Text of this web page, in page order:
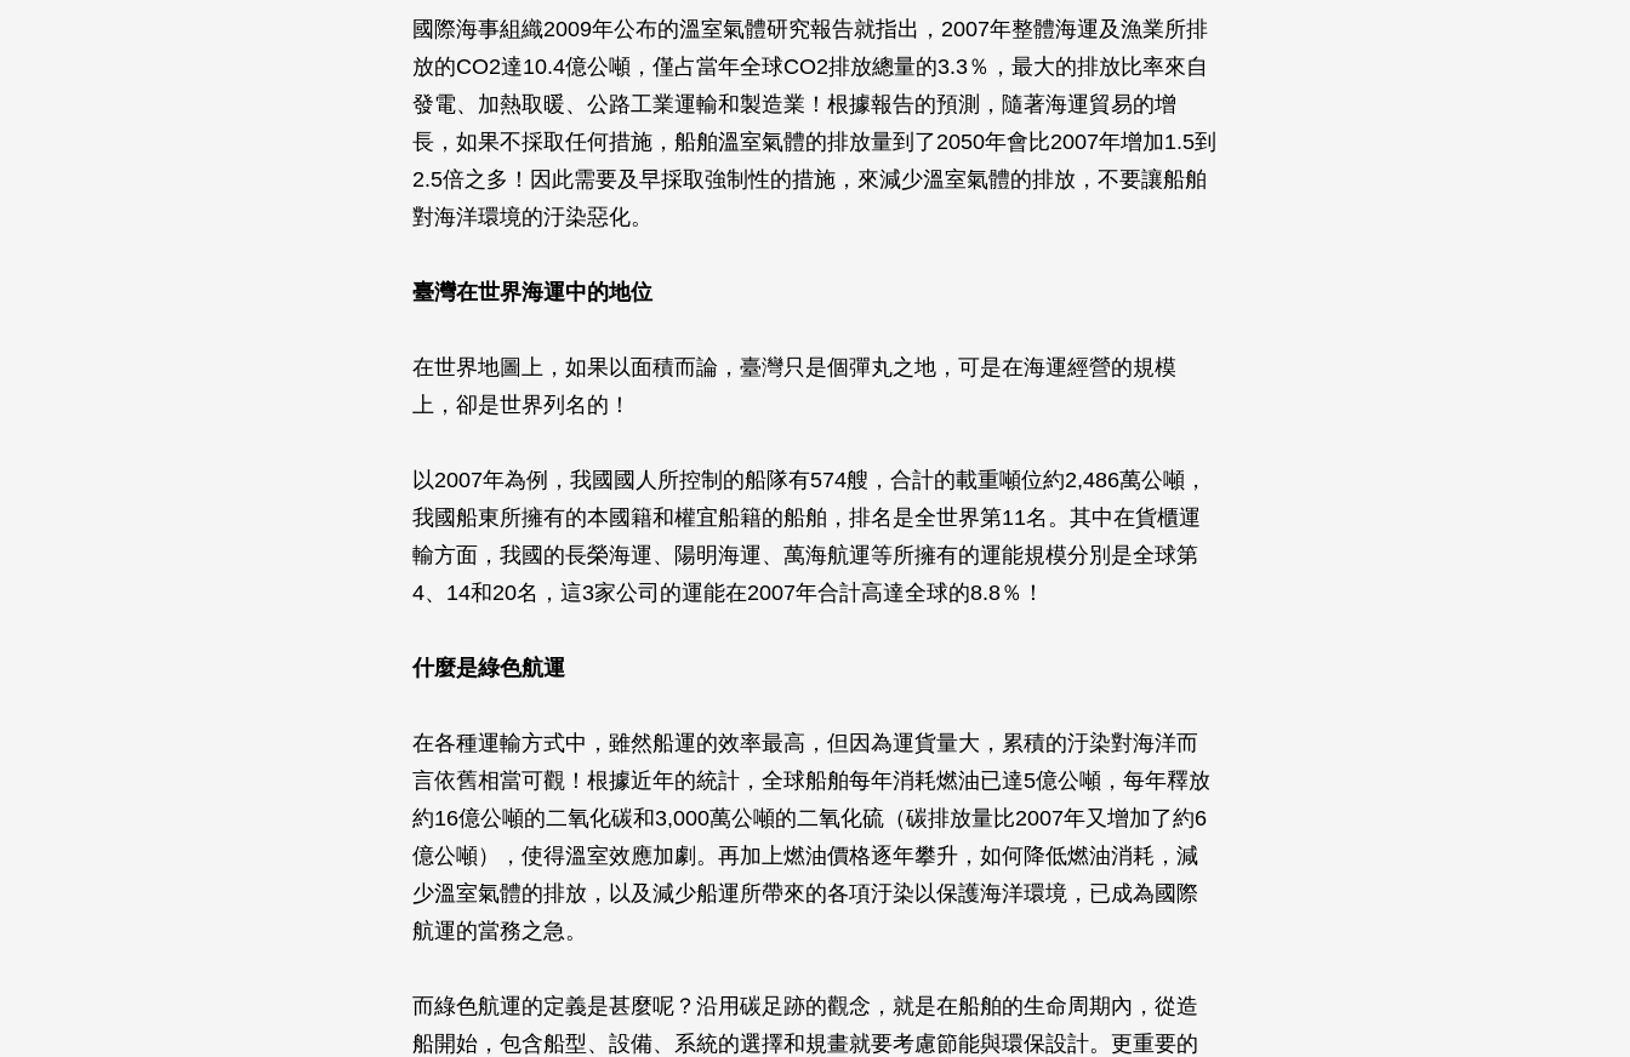
國際海事組織2009年公布的溫室氣體研究報告就指出，2007年整體海運及漁業所排
放的CO2達10.4億公噸，僅占當年全球CO2排放總量的3.3％，最大的排放比率來自
發電、加熱取暖、公路工業運輸和製造業！根據報告的預測，隨著海運貿易的增
長，如果不採取任何措施，船舶溫室氣體的排放量到了2050年會比2007年增加1.5到
2.5倍之多！因此需要及早採取強制性的措施，來減少溫室氣體的排放，不要讓船舶
對海洋環境的汙染惡化。
臺灣在世界海運中的地位
在世界地圖上，如果以面積而論，臺灣只是個彈丸之地，可是在海運經營的規模
上，卻是世界列名的！
以2007年為例，我國國人所控制的船隊有574艘，合計的載重噸位約2,486萬公噸，
我國船東所擁有的本國籍和權宜船籍的船舶，排名是全世界第11名。其中在貨櫃運
輸方面，我國的長榮海運、陽明海運、萬海航運等所擁有的運能規模分別是全球第
4、14和20名，這3家公司的運能在2007年合計高達全球的8.8％！
什麼是綠色航運
在各種運輸方式中，雖然船運的效率最高，但因為運貨量大，累積的汙染對海洋而
言依舊相當可觀！根據近年的統計，全球船舶每年消耗燃油已達5億公噸，每年釋放
約16億公噸的二氧化碳和3,000萬公噸的二氧化硫（碳排放量比2007年又增加了約6
億公噸），使得溫室效應加劇。再加上燃油價格逐年攀升，如何降低燃油消耗，減
少溫室氣體的排放，以及減少船運所帶來的各項汙染以保護海洋環境，已成為國際
航運的當務之急。
而綠色航運的定義是甚麼呢？沿用碳足跡的觀念，就是在船舶的生命周期內，從造
船開始，包含船型、設備、系統的選擇和規畫就要考慮節能與環保設計。更重要的